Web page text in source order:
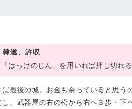
韓遂、許収
はっけのじん」を用いれば押し切れる
ば最後の城。お金も余っていると思う
し、武器屋の右の松から右へ３歩・下